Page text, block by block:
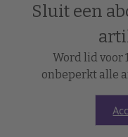
Sluit een
Word lid voor
onbeperkt alle